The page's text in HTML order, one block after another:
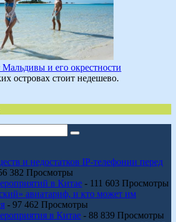
и его окрестности
островах стоит недешево.
и недостатков IP-телефонии перед
382 Просмотры
в Китае - 111 603 Просмотры
авиатариф, и кто может им
- 97 462 Просмотры
в Китае - 88 839 Просмотры